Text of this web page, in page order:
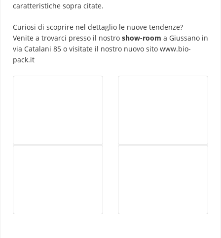
caratteristiche sopra citate.
Curiosi di scoprire nel dettaglio le nuove tendenze?
Venite a trovarci presso il nostro show-room a Giussano in
via Catalani 85 o visitate il nostro nuovo sito www.bio-
pack.it